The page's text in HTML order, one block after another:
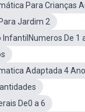
Para Crianças
Jardim 2
De 1
Adaptada 4 Ano
De0 a 6